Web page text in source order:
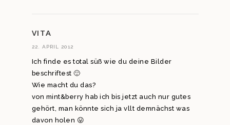
VITA
22. APRIL 2012
Ich finde es total süß wie du deine Bilder
beschriftest 🙂
Wie macht du das?
von mint&berry hab ich bis jetzt auch nur gutes
gehört, man könnte sich ja vllt demnächst was
davon holen 😛